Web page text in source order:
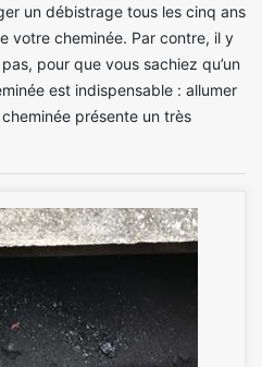
un débistrage tous les cinq ans
votre cheminée. Par contre, il y
pour que vous sachiez qu’un
est indispensable : allumer
présente un très